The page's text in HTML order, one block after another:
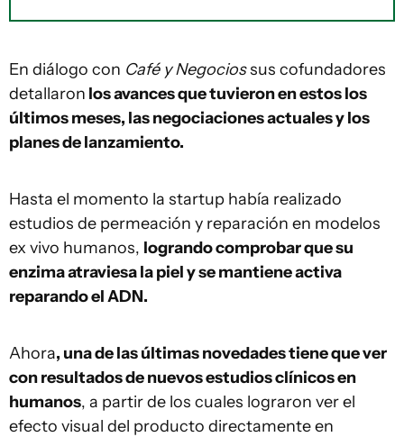
En diálogo con Café y Negociossus cofundadores
detallaron los avances que tuvieron en estos los
últimos meses, las negociaciones actuales y los
planes de lanzamiento.
Hasta el momento la startup había realizado
estudios de permeación y reparación en modelos
ex vivo humanos, logrando comprobar que su
enzima atraviesa la piel y se mantiene activa
reparando el ADN.
Ahora, una de las últimas novedades tiene que ver
con resultados de nuevos estudios clínicos en
humanos, a partir de los cuales lograron ver el
efecto visual del producto directamente en